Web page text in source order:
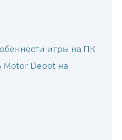
игры на ПК
Motor Depot на